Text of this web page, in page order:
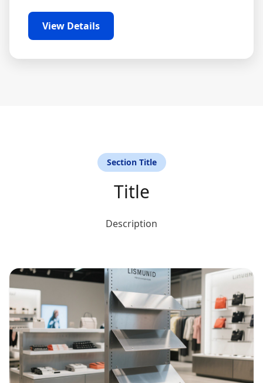
View Details
Section Title
Title
Description